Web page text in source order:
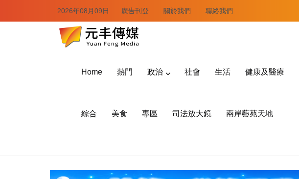
2026年08月09日 廣告刊登 關於我們 聯絡我們
Home 熱門 政治 社會 生活 健康及醫療
綜合 美食 專區 司法放大鏡 兩岸藝苑天地